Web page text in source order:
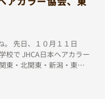
。 先日、１０月１１日
校で JHCA日本ヘアカラー
東・北関東・新潟・東